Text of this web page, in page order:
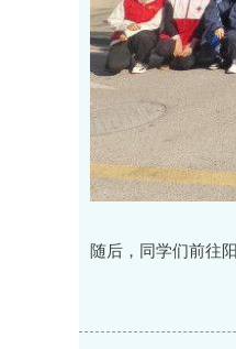
随后，同学们前往